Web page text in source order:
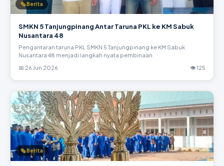
🗞 Berita
SMKN 5 Tanjungpinang Antar Taruna PKL ke KM Sabuk
Nusantara 48
Pengantaran taruna PKL SMKN 5 Tanjungpinang ke KM Sabuk
Nusantara 48 menjadi langkah nyata pembinaan
📅 26 Jun 2026
👁 125
🗞 Berita